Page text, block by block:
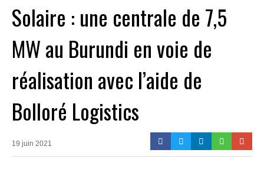
Solaire : une centrale de 7,5
MW au Burundi en voie de
réalisation avec l’aide de
Bolloré Logistics
19 juin 2021